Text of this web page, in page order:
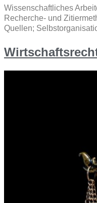
Wissenschaftliches
Recherche- und
Quellen;